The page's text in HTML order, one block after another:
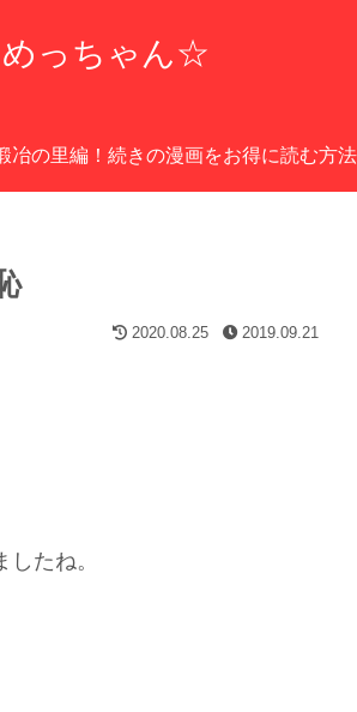
めっちゃん☆
冶の里編！続きの漫画をお得に読む方
2020.08.25 2019.09.21
たね。